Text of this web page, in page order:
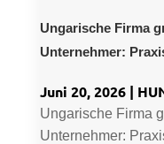
Ungarische Firma
Unternehmer:
Juni 20, 2026|
Ungarische Firma
Unternehmer: